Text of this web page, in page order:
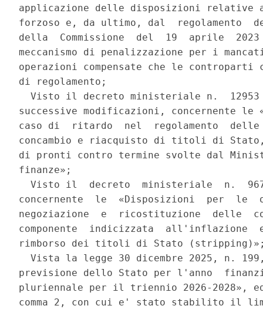
applicazione delle disposizioni relative
forzoso e, da ultimo, dal  regolamento
della  Commissione  del  19  aprile
meccanismo di penalizzazione per i
operazioni compensate che le
di regolamento;
Visto il decreto ministeriale n.
successive modificazioni, concernente
caso di  ritardo  nel  regolamento
concambio e riacquisto di titoli di
di pronti contro termine svolte dal
finanze»;
Visto il  decreto  ministeriale  n.
concernente  le  «Disposizioni  per  le
negoziazione  e  ricostituzione  delle
componente  indicizzata  all'inflazione
rimborso dei titoli di Stato
Vista la legge 30 dicembre 2025, n.
previsione dello Stato per l'anno
pluriennale per il triennio 2026-
comma 2, con cui e' stato stabilito il